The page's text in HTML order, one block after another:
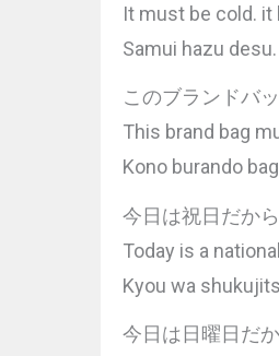
It must be cold.
Samui hazu
このブランドバ
This brand bag
Kono burando
今日は祝日だか
Today is a
Kyou wa
今日は日曜日だ